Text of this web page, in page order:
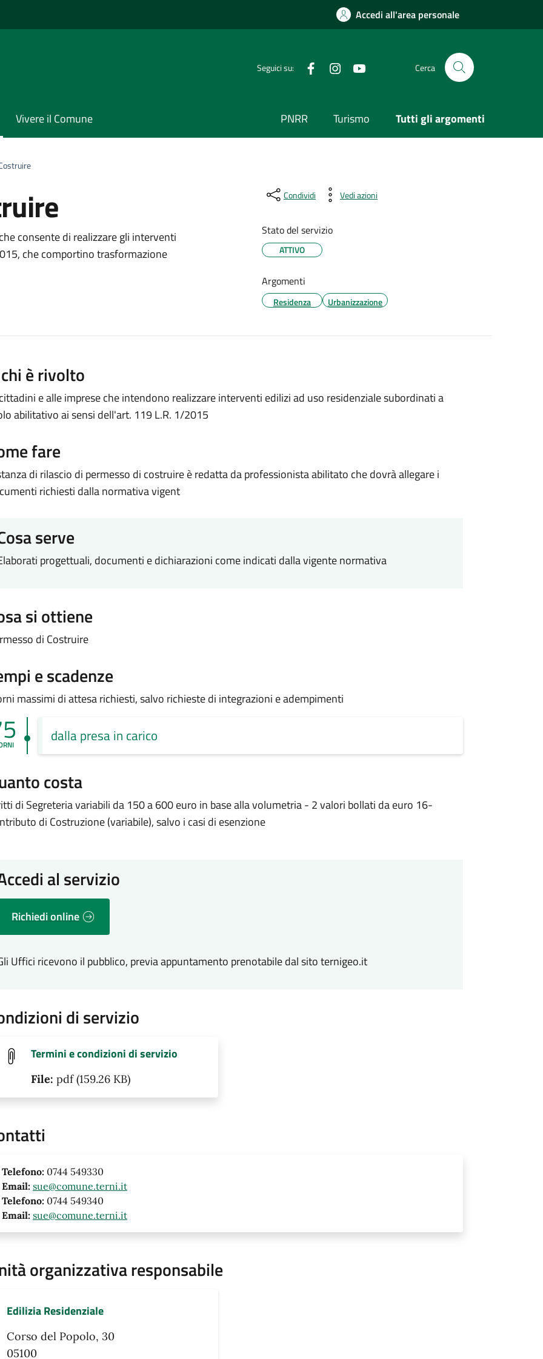
Accedi all'area personale
Seguici su: Visita la nostra pagina Facebook
Segui il nostro profilo su Instagram
Visita il nostro canale YouTube
Cerca
Vivere il Comune PNRR Turismo Tutti gli argomenti
consente di realizzare gli interventi
che comportino trasformazione
Condividi Vedi azioni
Stato del servizio
ATTIVO
Argomenti
Residenza Urbanizzazione
è rivolto
e alle imprese che intendono realizzare interventi edilizi ad uso residenziale subordinati a
abilitativo ai sensi dell'art. 119 L.R. 1/2015
fare
di rilascio di permesso di costruire è redatta da professionista abilitato che dovrà allegare i
richiesti dalla normativa vigent
serve
progettuali, documenti e dichiarazioni come indicati dalla vigente normativa
si ottiene
di Costruire
e scadenze
massimi di attesa richiesti, salvo richieste di integrazioni e adempimenti
dalla presa in carico
costa
di Segreteria variabili da 150 a 600 euro in base alla volumetria - 2 valori bollati da euro 16-
di Costruzione (variabile), salvo i casi di esenzione
al servizio
Richiedi online
Uffici ricevono il pubblico, previa appuntamento prenotabile dal sito ternigeo.it
di servizio
Termini e condizioni di servizio
File: pdf (159.26 KB)
Telefono: 0744 549330
Email: sue@comune.terni.it
Telefono: 0744 549340
Email: sue@comune.terni.it
organizzativa responsabile
Edilizia Residenziale
Corso del Popolo, 30
05100